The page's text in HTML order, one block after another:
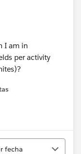
I am in
per activity
fecha